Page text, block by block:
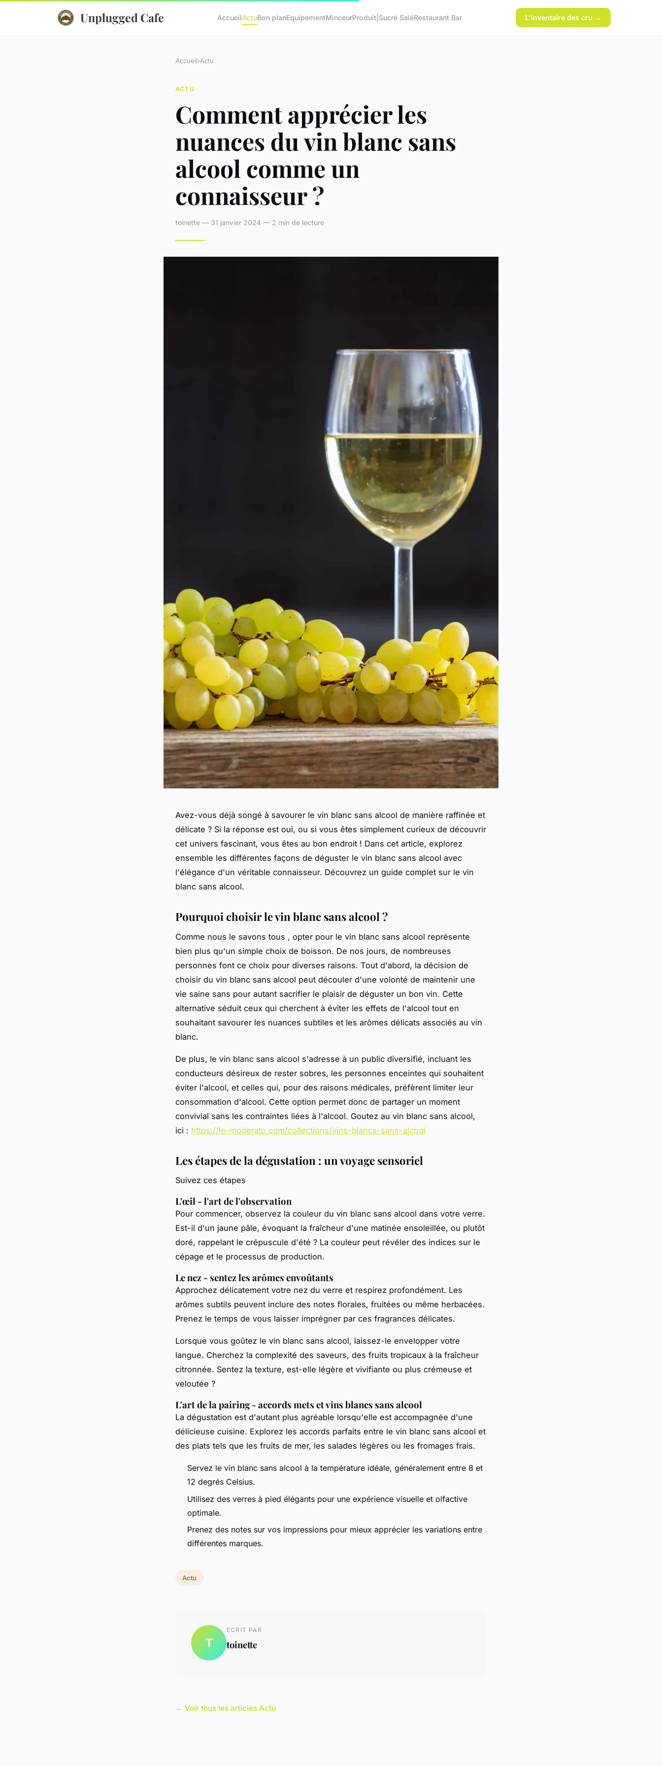
Unplugged Cafe AccueilActuBon planEquipementMinceurProduit|Sucré SaléRestaurant Bar L'inventaire des cru →
Accueil›Actu
ACTU
Comment apprécier les
nuances du vin blanc sans
alcool comme un
connaisseur ?
toinette — 31 janvier 2024 — 2 min de lecture
Avez-vous déjà songé à savourer le vin blanc sans alcool de manière raffinée et
délicate ? Si la réponse est oui, ou si vous êtes simplement curieux de découvrir
cet univers fascinant, vous êtes au bon endroit ! Dans cet article, explorez
ensemble les différentes façons de déguster le vin blanc sans alcool avec
l'élégance d'un véritable connaisseur. Découvrez un guide complet sur le vin
blanc sans alcool.
Pourquoi choisir le vin blanc sans alcool ?
Comme nous le savons tous , opter pour le vin blanc sans alcool représente
bien plus qu'un simple choix de boisson. De nos jours, de nombreuses
personnes font ce choix pour diverses raisons. Tout d'abord, la décision de
choisir du vin blanc sans alcool peut découler d'une volonté de maintenir une
vie saine sans pour autant sacrifier le plaisir de déguster un bon vin. Cette
alternative séduit ceux qui cherchent à éviter les effets de l'alcool tout en
souhaitant savourer les nuances subtiles et les arômes délicats associés au vin
blanc.
De plus, le vin blanc sans alcool s'adresse à un public diversifié, incluant les
conducteurs désireux de rester sobres, les personnes enceintes qui souhaitent
éviter l'alcool, et celles qui, pour des raisons médicales, préfèrent limiter leur
consommation d'alcool. Cette option permet donc de partager un moment
convivial sans les contraintes liées à l'alcool. Goutez au vin blanc sans alcool,
ici : https://le-moderato.com/collections/vins-blancs-sans-alcool
Les étapes de la dégustation : un voyage sensoriel
Suivez ces étapes
L'œil - l'art de l'observation
Pour commencer, observez la couleur du vin blanc sans alcool dans votre verre.
Est-il d'un jaune pâle, évoquant la fraîcheur d'une matinée ensoleillée, ou plutôt
doré, rappelant le crépuscule d'été ? La couleur peut révéler des indices sur le
cépage et le processus de production.
Le nez - sentez les arômes envoûtants
Approchez délicatement votre nez du verre et respirez profondément. Les
arômes subtils peuvent inclure des notes florales, fruitées ou même herbacées.
Prenez le temps de vous laisser imprégner par ces fragrances délicates.
Lorsque vous goûtez le vin blanc sans alcool, laissez-le envelopper votre
langue. Cherchez la complexité des saveurs, des fruits tropicaux à la fraîcheur
citronnée. Sentez la texture, est-elle légère et vivifiante ou plus crémeuse et
veloutée ?
L'art de la pairing - accords mets et vins blancs sans alcool
La dégustation est d'autant plus agréable lorsqu'elle est accompagnée d'une
délicieuse cuisine. Explorez les accords parfaits entre le vin blanc sans alcool et
des plats tels que les fruits de mer, les salades légères ou les fromages frais.
Servez le vin blanc sans alcool à la température idéale, généralement entre 8 et
12 degrés Celsius.
Utilisez des verres à pied élégants pour une expérience visuelle et olfactive
optimale.
Prenez des notes sur vos impressions pour mieux apprécier les variations entre
différentes marques.
Actu
T
ECRIT PAR
toinette
← Voir tous les articles Actu